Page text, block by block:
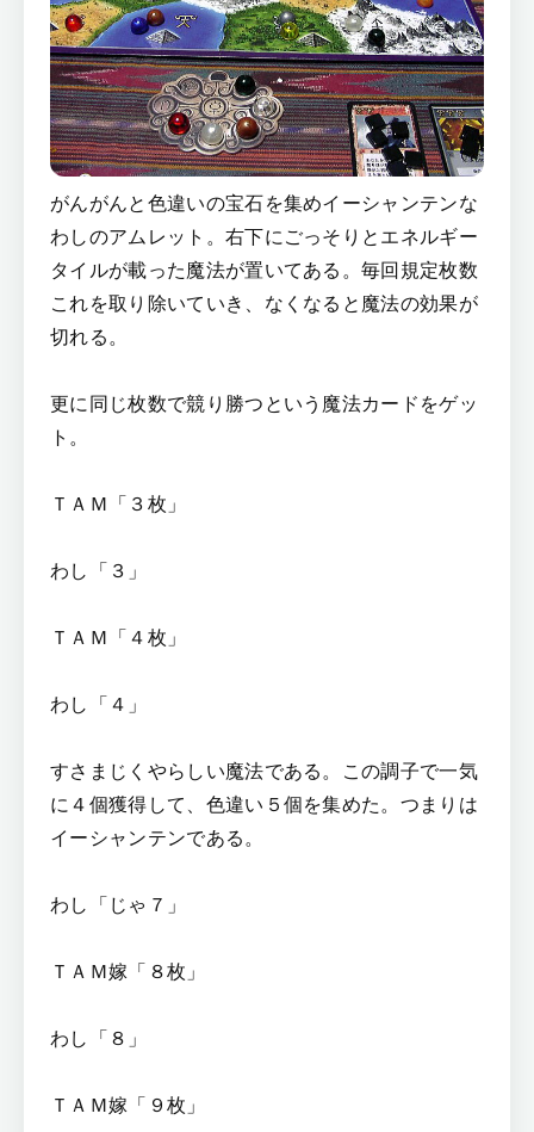
がんがんと色違いの宝石を集めイーシャンテンな
わしのアムレット。右下にごっそりとエネルギー
タイルが載った魔法が置いてある。毎回規定枚数
これを取り除いていき、なくなると魔法の効果が
切れる。
更に同じ枚数で競り勝つという魔法カードをゲッ
ト。
ＴＡＭ「３枚」
わし「３」
ＴＡＭ「４枚」
わし「４」
すさまじくやらしい魔法である。この調子で一気
に４個獲得して、色違い５個を集めた。つまりは
イーシャンテンである。
わし「じゃ７」
ＴＡＭ嫁「８枚」
わし「８」
ＴＡＭ嫁「９枚」